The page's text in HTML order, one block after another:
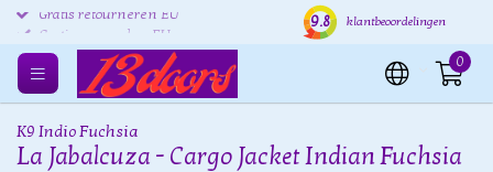
Gratis retourneren EU Verzending binnen 24 uur
9.8 klantbeoordelingen
0
K9 Indio Fuchsia
La Jabalcuza - Cargo Jacket Indian Fuchsia